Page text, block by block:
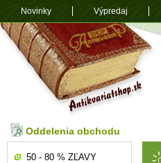
Oddelenia obchodu
50 - 80 % ZĽAVY
Novinky Výpredaj